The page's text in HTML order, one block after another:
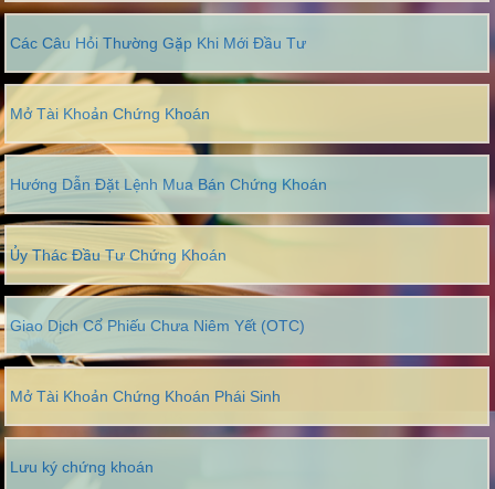
Các Câu Hỏi Thường Gặp Khi Mới Đầu Tư
Mở Tài Khoản Chứng Khoán
Hướng Dẫn Đặt Lệnh Mua Bán Chứng Khoán
Ủy Thác Đầu Tư Chứng Khoán
Giao Dịch Cổ Phiếu Chưa Niêm Yết (OTC)
Mở Tài Khoản Chứng Khoán Phái Sinh
Lưu ký chứng khoán